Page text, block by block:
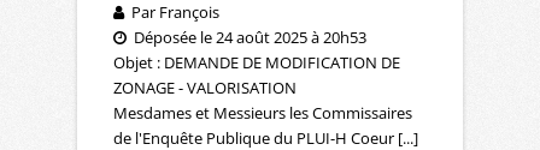
Par François
Déposée le 24 août 2025 à 20h53
Objet : DEMANDE DE MODIFICATION DE
ZONAGE - VALORISATION
Mesdames et Messieurs les Commissaires
de l'Enquête Publique du PLUI-H Coeur [...]